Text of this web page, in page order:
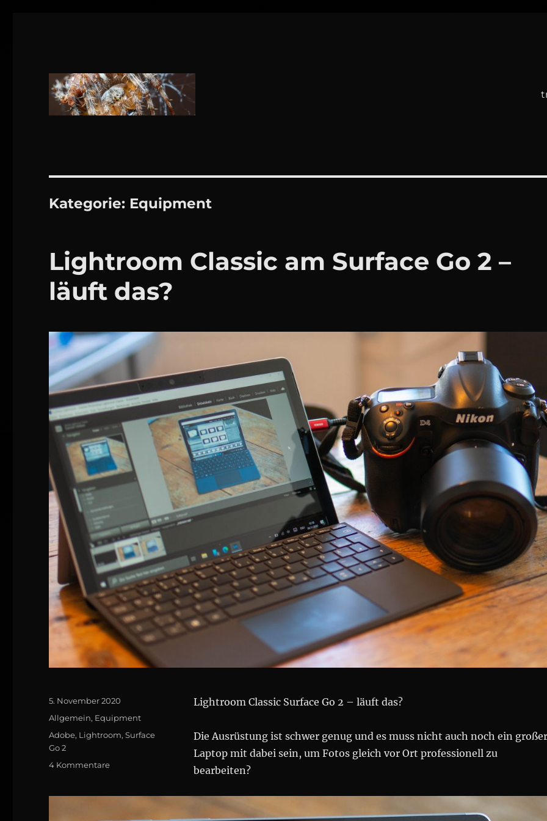
Kategorie: Equip­ment
Lightroom Classic am Surface Go 2 –
läuft das?
Lightroom Classic Surface Go 2 – läuft das?
Die Ausrüstung ist schwer genug und es muss nicht auch noch ein großer
Laptop mit dabei sein, um Fotos gleich vor Ort professionell zu
bearbeiten?
Posted
on
5. November 2020
Categories
Allgemein, Equip­ment
Tags
Adobe, Lightroom,Surface
Go 2
4 Kommentarezu